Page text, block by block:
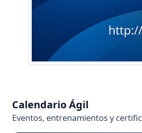
Calendario Ágil
Eventos, entrenamientos y